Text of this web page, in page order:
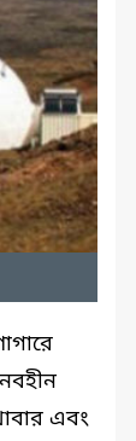
এবং